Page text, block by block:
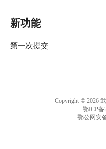
新功能
第一次提交
Copyright © 2026
鄂ICP备
鄂公网安